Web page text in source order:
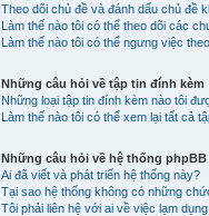
Theo dõi chủ đề và đánh dấu chủ đề
Làm thế nào tôi có thể theo dõi các
Làm thế nào tôi có thể ngưng việc
Những câu hỏi về tập tin đính kèm
Những loại tập tin đính kèm nào tôi
Làm thế nào tôi có thể xem lại tất cả
Những câu hỏi về hệ thống phpBB
Ai đã viết và phát triển hệ thống này?
Tại sao hệ thống không có những
Tôi phải liên hệ với ai về việc lạm